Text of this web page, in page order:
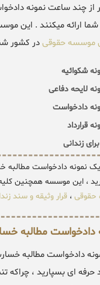
چند ساعت نمونه
ارائه میکنند . این
موسسه حقوقیدر کشور
شکوائیه
لایحه دفاعی
دادخواست
قرارداد
زندانی
یک نمونه دادخواست
، این موسسه همچنین کلیه
حقوقی ، قرار وثیقه و سند
دادخواست مطالبه
دادخواست مطالبه
حرفه ای بسپارید ،